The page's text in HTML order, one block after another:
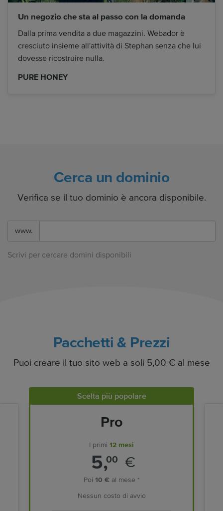
Un negozio che sta al passo con la domanda
Dalla prima vendita a due magazzini. Webador è
cresciuto insieme all'attività di Stephan senza che lui
dovesse ricostruire nulla.
PURE HONEY
Cerca un dominio
Verifica se il tuo dominio è ancora disponibile.
www.
Scrivi per cercare domini disponibili
Pacchetti & Prezzi
Puoi creare il tuo sito web a soli 5,00 € al mese
Scelta più popolare
Pro
I primi 12 mesi
5,00 €
Poi 10 € al mese *
Nessun costo di avvio